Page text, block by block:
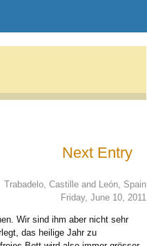
Next Entry
Trabadelo, Castille and León, Spain
Friday, June 10, 2011
Wir sind ihm aber nicht sehr
das heilige Jahr zu